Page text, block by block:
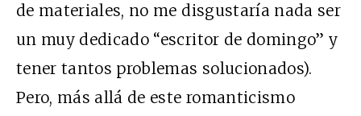
de materiales, no me disgustaría nada ser
un muy dedicado “escritor de domingo” y
tener tantos problemas solucionados).
Pero, más allá de este romanticismo